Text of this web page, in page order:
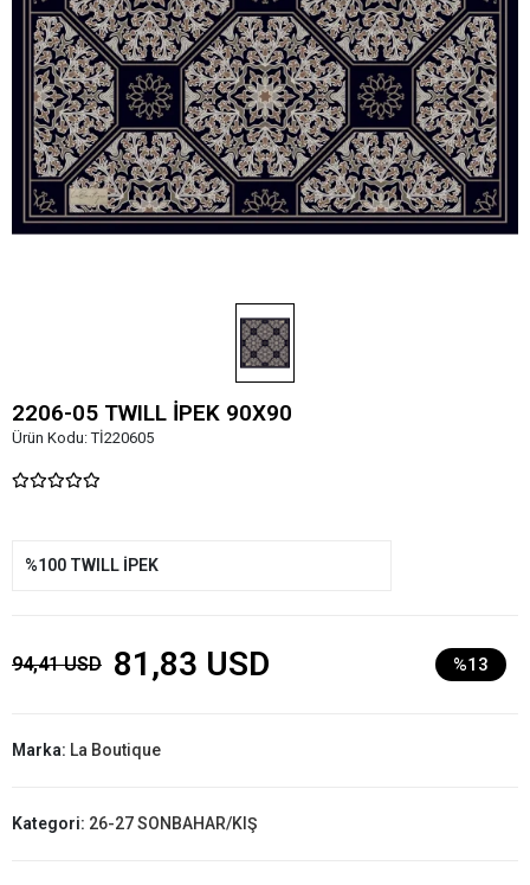
2206-05 TWILL İPEK 90X90
Ürün Kodu:Tİ220605
%100 TWILL İPEK
94,41 USD 81,83 USD %13
Marka: La Boutique
Kategori: 26-27 SONBAHAR/KIŞ